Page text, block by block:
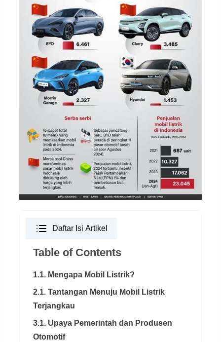
Daftar Isi Artikel
Table of Contents
1.1. Mengapa Mobil Listrik?
2.1. Tantangan Menuju Mobil Listrik
Terjangkau
3.1. Upaya Pemerintah dan Produsen
Otomotif